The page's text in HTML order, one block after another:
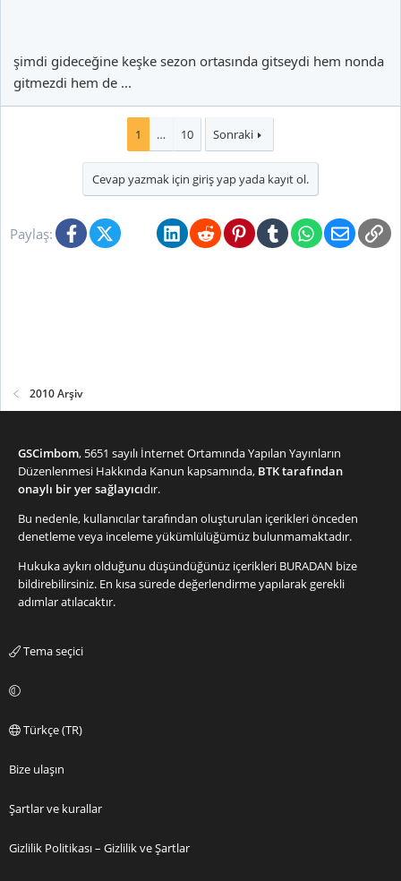
şimdi gideceğine keşke sezon ortasında gitseydi hem nonda
gitmezdi hem de ...
1 … 10 Sonraki
Cevap yazmak için giriş yap yada kayıt ol.
Paylaş: FacebookX (Twitter)BlueskyLinkedInRedditPinterestTumblrWhatsApp
E-posta
2010 Arşiv
GSCimbom, 5651 sayılı İnternet Ortamında Yapılan Yayınların
Düzenlenmesi Hakkında Kanun kapsamında, BTK tarafından
onaylı bir yer sağlayıcıdır.
Bu nedenle, kullanıcılar tarafından oluşturulan içerikleri önceden
denetleme veya inceleme yükümlülüğümüz bulunmamaktadır.
Hukuka aykırı olduğunu düşündüğünüz içerikleri BURADAN bize
bildirebilirsiniz. En kısa sürede değerlendirme yapılarak gerekli
adımlar atılacaktır.
Tema seçici
Türkçe (TR)
Bize ulaşın
Şartlar ve kurallar
Gizlilik Politikası – Gizlilik ve Şartlar